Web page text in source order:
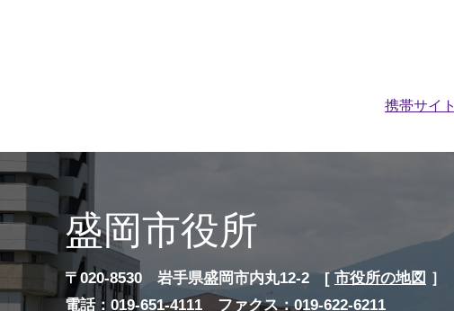
携帯サイト
盛岡市役所
〒020-8530 岩手県盛岡市内丸12-2 [ 市役所の地図 ］
電話：019-651-4111 ファクス：019-622-6211